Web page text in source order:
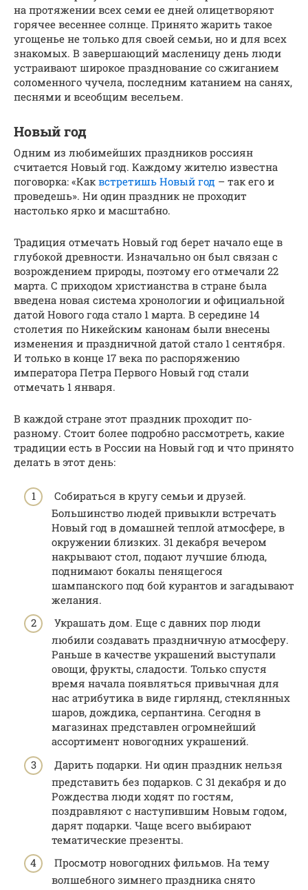
на протяжении всех семи ее дней олицетворяют
горячее весеннее солнце. Принято жарить такое
угощенье не только для своей семьи, но и для всех
знакомых. В завершающий масленицу день люди
устраивают широкое празднование со сжиганием
соломенного чучела, последним катанием на санях,
песнями и всеобщим весельем.
Новый год
Одним из любимейших праздников россиян
считается Новый год. Каждому жителю известна
поговорка: «Как встретишь Новый год – так его и
проведешь». Ни один праздник не проходит
настолько ярко и масштабно.
Традиция отмечать Новый год берет начало еще в
глубокой древности. Изначально он был связан с
возрождением природы, поэтому его отмечали 22
марта. С приходом христианства в стране была
введена новая система хронологии и официальной
датой Нового года стало 1 марта. В середине 14
столетия по Никейским канонам были внесены
изменения и праздничной датой стало 1 сентября.
И только в конце 17 века по распоряжению
императора Петра Первого Новый год стали
отмечать 1 января.
В каждой стране этот праздник проходит по-
разному. Стоит более подробно рассмотреть, какие
традиции есть в России на Новый год и что принято
делать в этот день:
Собираться в кругу семьи и друзей.
Большинство людей привыкли встречать
Новый год в домашней теплой атмосфере, в
окружении близких. 31 декабря вечером
накрывают стол, подают лучшие блюда,
поднимают бокалы пенящегося
шампанского под бой курантов и загадывают
желания.
Украшать дом. Еще с давних пор люди
любили создавать праздничную атмосферу.
Раньше в качестве украшений выступали
овощи, фрукты, сладости. Только спустя
время начала появляться привычная для
нас атрибутика в виде гирлянд, стеклянных
шаров, дождика, серпантина. Сегодня в
магазинах представлен огромнейший
ассортимент новогодних украшений.
Дарить подарки. Ни один праздник нельзя
представить без подарков. С 31 декабря и до
Рождества люди ходят по гостям,
поздравляют с наступившим Новым годом,
дарят подарки. Чаще всего выбирают
тематические презенты.
Просмотр новогодних фильмов. На тему
волшебного зимнего праздника снято